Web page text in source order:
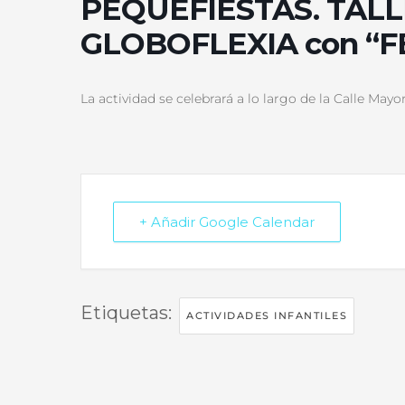
PEQUEFIESTAS.
GLOBOFLEXIA con
La actividad se celebrará a lo largo de la Calle Mayor
+ Añadir Google Calendar
Etiquetas: ACTIVIDADES INFANTILES